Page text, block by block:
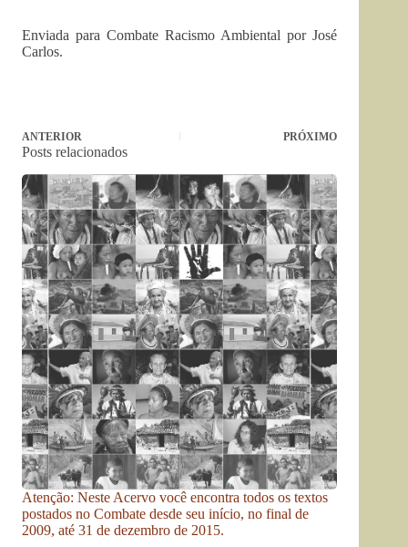
Enviada para Combate Racismo Ambiental por José
Carlos.
ANTERIOR PRÓXIMO
Posts relacionados
Atenção: Neste Acervo você encontra todos os textos
postados no Combate desde seu início, no final de
2009, até 31 de dezembro de 2015.